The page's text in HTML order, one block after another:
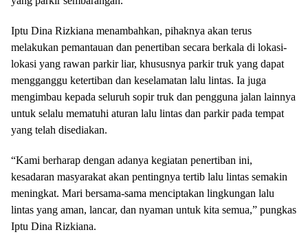
Iptu Dina Rizkiana menambahkan, pihaknya akan terus
melakukan pemantauan dan penertiban secara berkala di lokasi-
lokasi yang rawan parkir liar, khususnya parkir truk yang dapat
mengganggu ketertiban dan keselamatan lalu lintas. Ia juga
mengimbau kepada seluruh sopir truk dan pengguna jalan lainnya
untuk selalu mematuhi aturan lalu lintas dan parkir pada tempat
yang telah disediakan.
“Kami berharap dengan adanya kegiatan penertiban ini,
kesadaran masyarakat akan pentingnya tertib lalu lintas semakin
meningkat. Mari bersama-sama menciptakan lingkungan lalu
lintas yang aman, lancar, dan nyaman untuk kita semua,” pungkas
Iptu Dina Rizkiana.